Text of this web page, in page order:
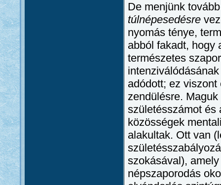
De menjünk
túlnépesedésre
nyomás ténye,
abból fakadt, hogy
természetes
adódott; ez
zendülésre.
születésszámot és
közösségek
alakultak. Ott van
szokásával),
népszaporodás